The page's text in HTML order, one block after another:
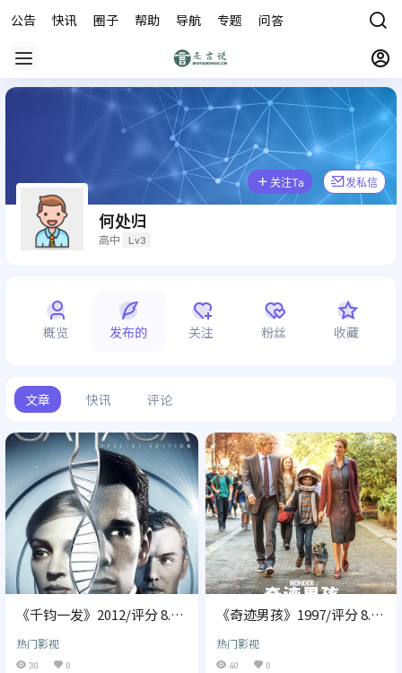
公告 快讯 圈子 帮助 导航 专题 问答
何处归
高中 Lv3
关注Ta 发私信
概览 发布的 关注 粉丝 收藏
文章 快讯 评论
《千钧一发》2012/评分 8.7/
热门影视
30 0
《奇迹男孩》1997/评分 8.8/
热门影视
40 0